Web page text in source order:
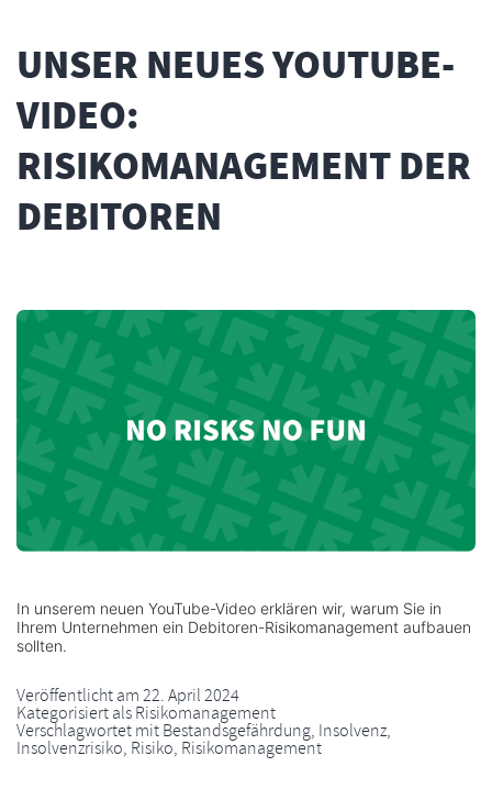
UNSER NEUES YOUTUBE-
VIDEO:
RISIKOMANAGEMENT DER
DEBITOREN
In unserem neuen YouTube-Video erklären wir, warum Sie in
Ihrem Unternehmen ein Debitoren-Risikomanagement aufbauen
sollten.
Veröffentlicht am22. April 2024
Kategorisiert alsRisikomanagement
Verschlagwortet mitBestandsgefährdung, Insolvenz,
Insolvenzrisiko, Risiko, Risikomanagement